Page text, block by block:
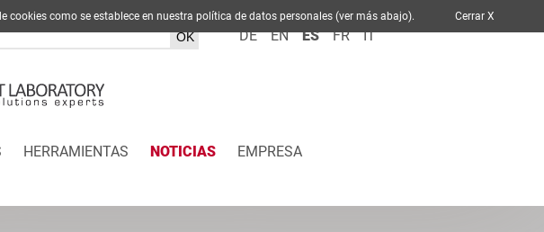
DE EN ES FR IT
HERRAMIENTAS NOTICIAS EMPRESA
de cookies como se establece en nuestra política de datos personales (ver más abajo). Cerrar X